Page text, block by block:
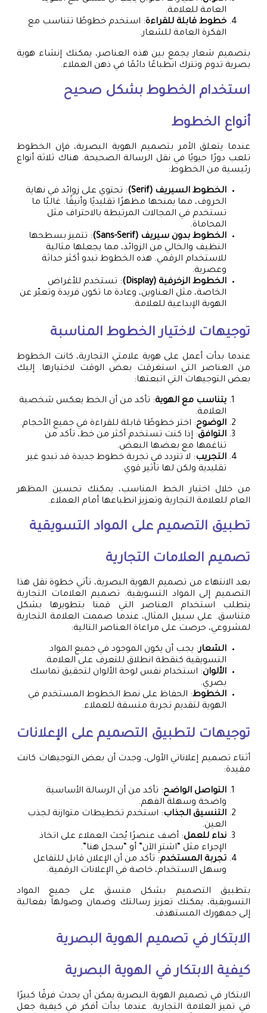
العامة للعلامة.
خطوط قابلة للقراءة: استخدم خطوطًا تتناسب مع
الفكرة العامة للشعار.
بتصميم شعار يجمع بين هذه العناصر، يمكنك إنشاء هوية
بصرية تدوم وتترك انطباعًا دائمًا في ذهن العملاء.
استخدام الخطوط بشكل صحيح
أنواع الخطوط
عندما يتعلق الأمر بتصميم الهوية البصرية، فإن الخطوط
تلعب دورًا حيويًا في نقل الرسالة الصحيحة. هناك ثلاثة أنواع
رئيسية من الخطوط:
الخطوط السيريف (Serif)
: تحتوي على زوائد في نهاية
الحروف، مما يمنحها مظهرًا تقليديًا وأنيقًا. غالبًا ما
تستخدم في المجالات المرتبطة بالاحتراف مثل
المحاماة.
الخطوط بدون سيريف (Sans-Serif)
: تتميز بسطحها
النظيف والخالي من الزوائد، مما يجعلها مثالية
للاستخدام الرقمي. هذه الخطوط تبدو أكثر حداثة
وعصرية.
الخطوط الزخرفية (Display)
: تستخدم للأغراض
الخاصة، مثل العناوين، وعادة ما تكون فريدة وتعبّر عن
الهوية الإبداعية للعلامة.
توجيهات لاختيار الخطوط المناسبة
عندما بدأت أعمل على هوية علامتي التجارية، كانت الخطوط
من العناصر التي استغرقت بعض الوقت لاختيارها. إليك
بعض التوجيهات التي اتبعتها:
يتناسب مع الهوية: تأكد من أن الخط يعكس شخصية
العلامة.
الوضوح: اختر خطوطًا قابلة للقراءة في جميع الأحجام.
التوافق: إذا كنت تستخدم أكثر من خط، تأكد من
تناغمها مع بعضها البعض.
التجريب: لا تتردد في تجربة خطوط جديدة قد تبدو غير
تقليدية ولكن لها تأثير قوي.
من خلال اختيار الخط المناسب، يمكنك تحسين المظهر
العام للعلامة التجارية وتعزيز انطباعها أمام العملاء.
تطبيق التصميم على المواد التسويقية
تصميم العلامات التجارية
بعد الانتهاء من تصميم الهوية البصرية، تأتي خطوة نقل هذا
التصميم إلى المواد التسويقية. تصميم العلامات التجارية
يتطلب استخدام العناصر التي قمنا بتطويرها بشكل
متناسق. على سبيل المثال، عندما صممت العلامة التجارية
لمشروعي، حرصت على مراعاة العناصر التالية:
الشعار: يجب أن يكون الموجود في جميع المواد
التسويقية كنقطة انطلاق للتعرف على العلامة.
الألوان: استخدام نفس لوحة الألوان لتحقيق تماسك
بصري.
الخطوط: الحفاظ على نمط الخطوط المستخدم في
الهوية لتقديم تجربة متسقة للعملاء.
توجيهات لتطبيق التصميم على الإعلانات
أثناء تصميم إعلاناتي الأولى، وجدت أن بعض التوجيهات كانت
مفيدة:
التواصل الواضح: تأكد من أن الرسالة الأساسية
واضحة وسهلة الفهم.
التنسيق الجذاب: استخدم تخطيطات متوازنة لجذب
العين.
نداء للعمل: أضف عنصرًا يُحث العملاء على اتخاذ
الإجراء مثل “اشترِ الآن” أو “سجل هنا”.
تجربة المستخدم: تأكد من أن الإعلان قابل للتفاعل
وسهل الاستخدام، خاصة في الإعلانات الرقمية.
بتطبيق التصميم بشكل منسق على جميع المواد
التسويقية، يمكنك تعزيز رسالتك وضمان وصولها بفعالية
إلى جمهورك المستهدف.
الابتكار في تصميم الهوية البصرية
كيفية الابتكار في الهوية البصرية
الابتكار في تصميم الهوية البصرية يمكن أن يحدث فرقًا كبيرًا
في تميز العلامة التجارية. عندما بدأت أفكر في كيفية جعل